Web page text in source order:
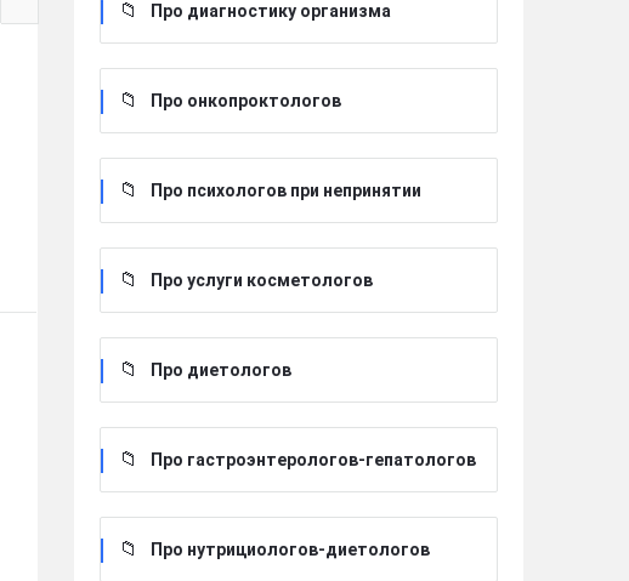
Про диагностику организма
Про онкопроктологов
Про психологов при непринятии
Про услуги косметологов
Про диетологов
Про гастроэнтерологов-гепатологов
Про нутрициологов-диетологов